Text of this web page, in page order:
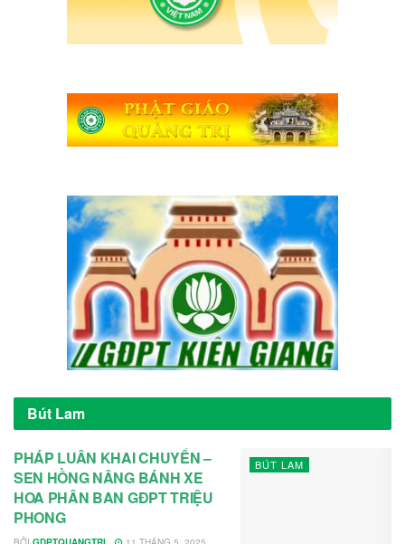
Bút Lam
BÚT LAM
PHÁP LUÂN KHAI CHUYỂN –
SEN HỒNG NÂNG BÁNH XE
HOA PHÂN BAN GĐPT TRIỆU
PHONG